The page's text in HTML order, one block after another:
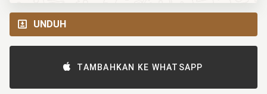
UNDUH
TAMBAHKAN KE WHATSAPP